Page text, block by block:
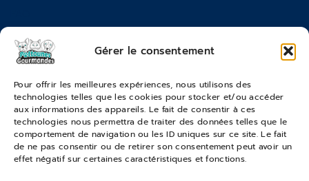
Gérer le consentement
Pour offrir les meilleures expériences, nous utilisons des
technologies telles que les cookies pour stocker et/ou accéder
aux informations des appareils. Le fait de consentir à ces
technologies nous permettra de traiter des données telles que le
comportement de navigation ou les ID uniques sur ce site. Le fait
de ne pas consentir ou de retirer son consentement peut avoir un
effet négatif sur certaines caractéristiques et fonctions.
Moyens de paiements
Conditions générales de vente
Suivi de commande
Services & Retours
Modes de livraison